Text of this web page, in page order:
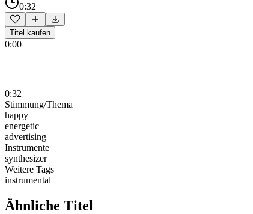
0:32
Titel kaufen
0:00
0:32
Stimmung/Thema
happy
energetic
advertising
Instrumente
synthesizer
Weitere Tags
instrumental
Ähnliche Titel